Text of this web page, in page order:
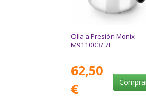
Olla a Presión Monix
M911003/ 7L
62,50
€